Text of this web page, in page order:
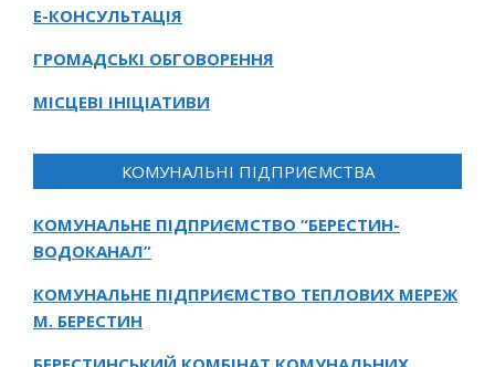
Е-КОНСУЛЬТАЦІЯ
ГРОМАДСЬКІ ОБГОВОРЕННЯ
МІСЦЕВІ ІНІЦІАТИВИ
КОМУНАЛЬНІ ПІДПРИЄМСТВА
КОМУНАЛЬНЕ ПІДПРИЄМСТВО “БЕРЕСТИН-
ВОДОКАНАЛ”
КОМУНАЛЬНЕ ПІДПРИЄМСТВО ТЕПЛОВИХ МЕРЕЖ
М. БЕРЕСТИН